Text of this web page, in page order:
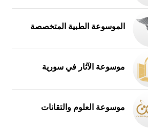
الموسوعة الطبية المتخصصة
موسوعة الآثار في سورية
موسوعة العلوم والتقانات